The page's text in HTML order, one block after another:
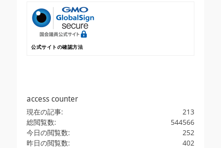
公式サイトの確認方法
access counter
213
現在の記事:
544566
総閲覧数:
252
今日の閲覧数:
402
昨日の閲覧数: